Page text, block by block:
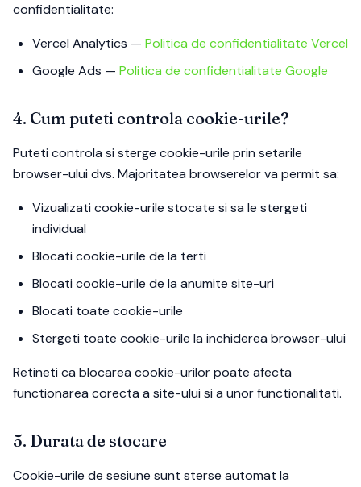
confidentialitate:
Vercel Analytics — Politica de confidentialitate Vercel
Google Ads — Politica de confidentialitate Google
4. Cum puteti controla cookie-urile?
Puteti controla si sterge cookie-urile prin setarile
browser-ului dvs. Majoritatea browserelor va permit sa:
Vizualizati cookie-urile stocate si sa le stergeti
individual
Blocati cookie-urile de la terti
Blocati cookie-urile de la anumite site-uri
Blocati toate cookie-urile
Stergeti toate cookie-urile la inchiderea browser-ului
Retineti ca blocarea cookie-urilor poate afecta
functionarea corecta a site-ului si a unor functionalitati.
5. Durata de stocare
Cookie-urile de sesiune sunt sterse automat la